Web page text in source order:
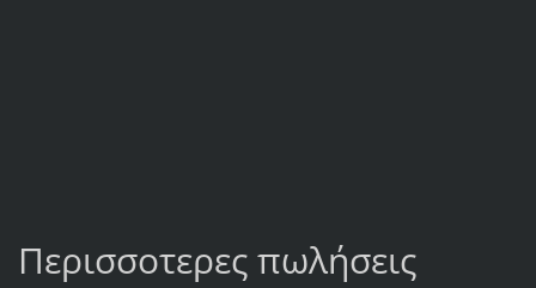
Περισσοτερες πωλήσεις